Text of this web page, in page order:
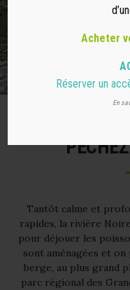
Tantôt calme et
rapides, la rivière
pour déjouer les
sont aménagées et
berge, au plus grand
parc régional des
Acheter
Réserver un
En